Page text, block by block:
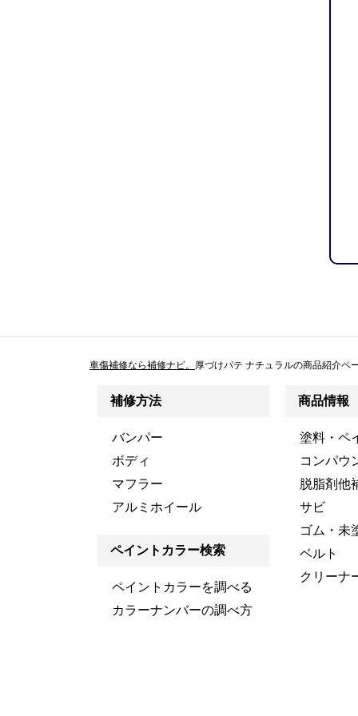
車傷補修なら補修ナビ。 厚づけパテ ナチュラルの商品紹介ペ
補修方法
バンパー
ボディ
マフラー
アルミホイール
ペイントカラー検索
ペイントカラーを調べる
カラーナンバーの調べ方
商品情報
塗料・ペ
コンパウ
脱脂剤他
サビ
ゴム・未
ベルト
クリーナ